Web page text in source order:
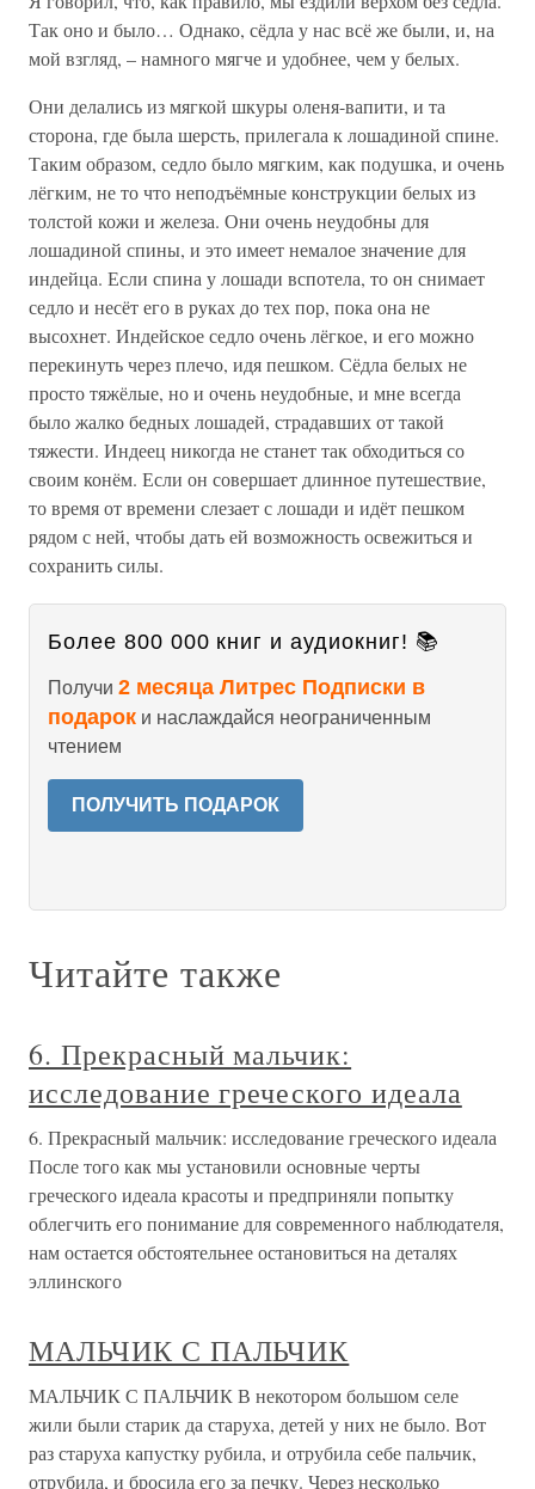
Так оно и было… Однако, сёдла у нас всё же были, и, на
мой взгляд, – намного мягче и удобнее, чем у белых.
Они делались из мягкой шкуры оленя-вапити, и та
сторона, где была шерсть, прилегала к лошадиной спине.
Таким образом, седло было мягким, как подушка, и очень
лёгким, не то что неподъёмные конструкции белых из
толстой кожи и железа. Они очень неудобны для
лошадиной спины, и это имеет немалое значение для
индейца. Если спина у лошади вспотела, то он снимает
седло и несёт его в руках до тех пор, пока она не
высохнет. Индейское седло очень лёгкое, и его можно
перекинуть через плечо, идя пешком. Сёдла белых не
просто тяжёлые, но и очень неудобные, и мне всегда
было жалко бедных лошадей, страдавших от такой
тяжести. Индеец никогда не станет так обходиться со
своим конём. Если он совершает длинное путешествие,
то время от времени слезает с лошади и идёт пешком
рядом с ней, чтобы дать ей возможность освежиться и
сохранить силы.
Более 800 000 книг и аудиокниг! 📚
Получи 2 месяца Литрес Подписки в
подарок и наслаждайся неограниченным
чтением
ПОЛУЧИТЬ ПОДАРОК
Читайте также
6. Прекрасный мальчик:
исследование греческого идеала
6. Прекрасный мальчик: исследование греческого идеала
После того как мы установили основные черты
греческого идеала красоты и предприняли попытку
облегчить его понимание для современного наблюдателя,
нам остается обстоятельнее остановиться на деталях
эллинского
МАЛЬЧИК С ПАЛЬЧИК
МАЛЬЧИК С ПАЛЬЧИК В некотором большом селе
жили были старик да старуха, детей у них не было. Вот
раз старуха капустку рубила, и отрубила себе пальчик,
отрубила, и бросила его за печку. Через несколько